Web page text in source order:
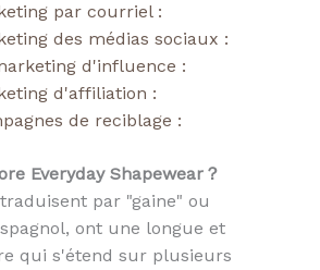
par courriel :
des médias sociaux :
d'influence :
d'affiliation :
de reciblage :
Everyday Shapewear？
par "gaine" ou
ont une longue et
qui s'étend sur plusieurs